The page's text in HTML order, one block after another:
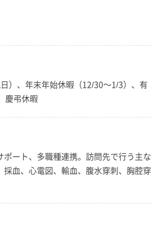
）、年末年始休暇（12/30～1/3）、有
慶弔休暇
ート、多職種連携。訪問先で行う主な
採血、心電図、輸血、腹水穿刺、胸腔穿